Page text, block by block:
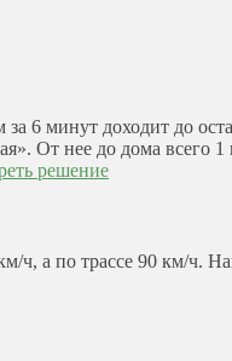
6 минут доходит до
От нее до дома
решение
ч, а по трассе 90 км/ч.